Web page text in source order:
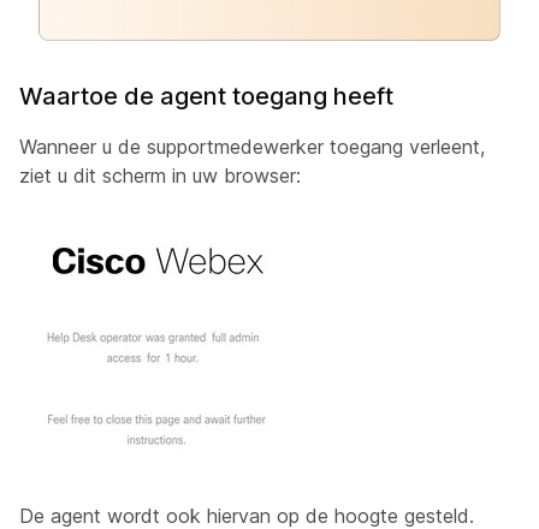
Waartoe de agent toegang heeft
Wanneer u de supportmedewerker toegang verleent,
ziet u dit scherm in uw browser:
De agent wordt ook hiervan op de hoogte gesteld.